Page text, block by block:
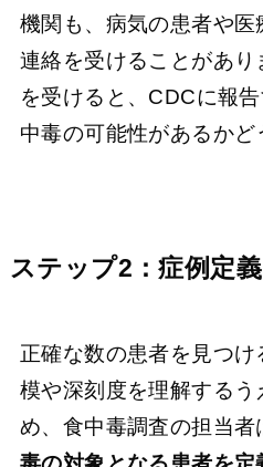
機関も、病気の患者や
連絡を受けることがあ
を受けると、CDCに報
中毒の可能性があるかど
ステップ2：症例定
正確な数の患者を見つ
模や深刻度を理解する
め、食中毒調査の担当者